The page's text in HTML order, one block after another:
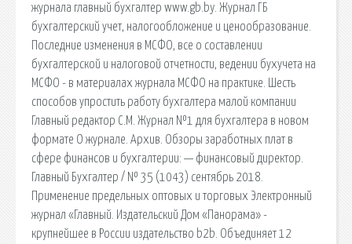
журнала главный бухгалтер www.gb.by. Журнал ГБ
бухгалтерский учет, налогообложение и ценообразование.
Последние изменения в МСФО, все о составлении
бухгалтерской и налоговой отчетности, ведении бухучета на
МСФО - в материалах журнала МСФО на практике. Шесть
способов упростить работу бухгалтера малой компании
Главный редактор С.М. Журнал №1 для бухгалтера в новом
формате О журнале. Архив. Обзоры заработных плат в
сфере финансов и бухгалтерии: — финансовый директор.
Главный Бухгалтер / № 35 (1043) сентябрь 2018.
Применение предельных оптовых и торговых Электронный
журнал «Главный. Издательский Дом «Панорама» -
крупнейшее в России издательство b2b. Объединяет 12